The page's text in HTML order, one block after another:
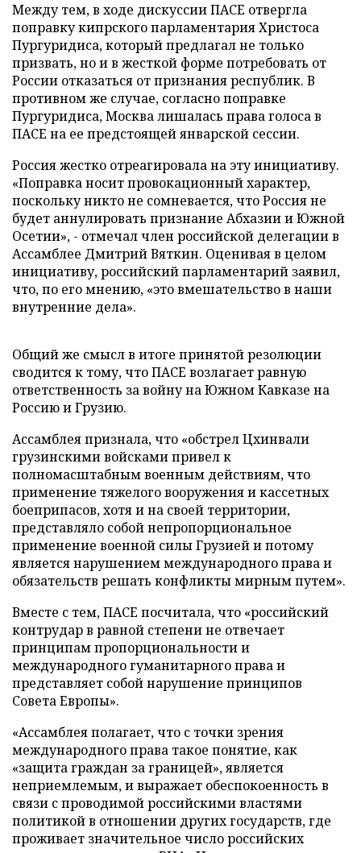
Между тем, в ходе дискуссии ПАСЕ отвергла
поправку кипрского парламентария Христоса
Пургуридиса, который предлагал не только
призвать, но и в жесткой форме потребовать от
России отказаться от признания республик. В
противном же случае, согласно поправке
Пургуридиса, Москва лишалась права голоса в
ПАСЕ на ее предстоящей январской сессии.
Россия жестко отреагировала на эту инициативу.
«Поправка носит провокационный характер,
поскольку никто не сомневается, что Россия не
будет аннулировать признание Абхазии и Южной
Осетии», - отмечал член российской делегации в
Ассамблее Дмитрий Вяткин. Оценивая в целом
инициативу, российский парламентарий заявил,
что, по его мнению, «это вмешательство в наши
внутренние дела».
Общий же смысл в итоге принятой резолюции
сводится к тому, что ПАСЕ возлагает равную
ответственность за войну на Южном Кавказе на
Россию и Грузию.
Ассамблея признала, что «обстрел Цхинвали
грузинскими войсками привел к
полномасштабным военным действиям, что
применение тяжелого вооружения и кассетных
боеприпасов, хотя и на своей территории,
представляло собой непропорциональное
применение военной силы Грузией и потому
является нарушением международного права и
обязательств решать конфликты мирным путем».
Вместе с тем, ПАСЕ посчитала, что «российский
контрудар в равной степени не отвечает
принципам пропорциональности и
международного гуманитарного права и
представляет собой нарушение принципов
Совета Европы».
«Ассамблея полагает, что с точки зрения
международного права такое понятие, как
«защита граждан за границей», является
неприемлемым, и выражает обеспокоенность в
связи с проводимой российскими властями
политикой в отношении других государств, где
проживает значительное число российских